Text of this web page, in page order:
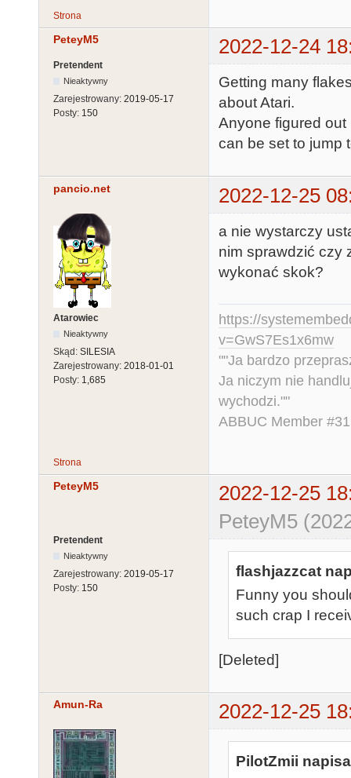
Strona
PeteyM5 2022-12-24
Pretendent
Nieaktywny
Zarejestrowany: 2019-05-17
Posty: 150
Getting many
about Atari.
Anyone figured
can be set to jump
pancio.net 2022-12-25
Atarowiec
Nieaktywny
Skąd: SILESIA
Zarejestrowany: 2018-01-01
Posty: 1,685
a nie wystarczy
nim sprawdzić czy
wykonać skok?
https://
v=GwS7Es1x6mw
""Ja bardzo
Ja niczym nie
wychodzi.""
ABBUC Member
Strona
PeteyM5
2022-12-25
PeteyM5
Pretendent
Nieaktywny
Zarejestrowany: 2019-05-17
Posty: 150
flashjazzcat
Funny you
such crap I
[Deleted]
Amun-Ra 2022-12-25
PilotZmii